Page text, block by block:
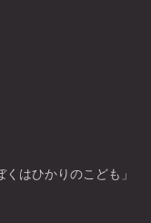
はひかりのこども」